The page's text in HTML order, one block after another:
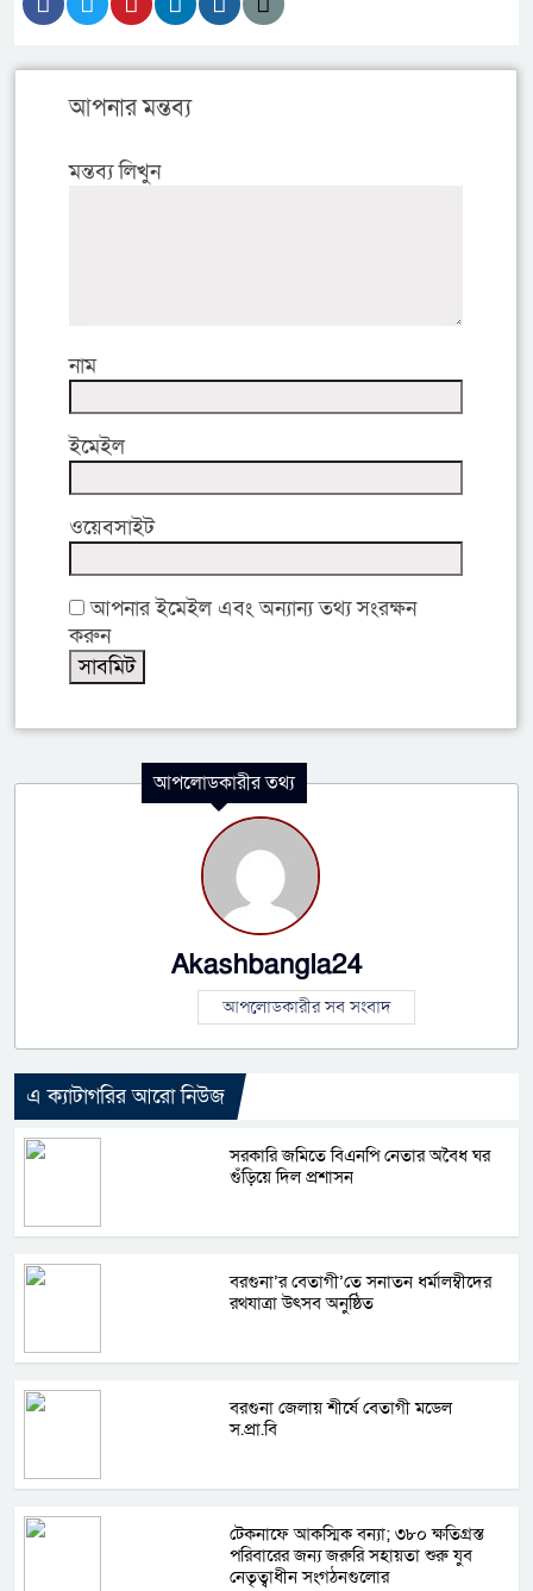
আপনার মন্তব্য
মন্তব্য লিখুন
নাম
ইমেইল
ওয়েবসাইট
আপনার ইমেইল এবং অন্যান্য তথ্য সংরক্ষন
করুন
আপলোডকারীর তথ্য
Akashbangla24
আপলোডকারীর সব সংবাদ
এ ক্যাটাগরির আরো নিউজ
সরকারি জমিতে বিএনপি নেতার অবৈধ ঘর
গুঁড়িয়ে দিল প্রশাসন
বরগুনা’র বেতাগী’তে সনাতন ধর্মালম্বীদের
রথযাত্রা উৎসব অনুষ্ঠিত
বরগুনা জেলায় শীর্ষে বেতাগী মডেল
স.প্রা.বি
টেকনাফে আকস্মিক বন্যা; ৩৮০ ক্ষতিগ্রস্ত
পরিবারের জন্য জরুরি সহায়তা শুরু যুব
নেতৃত্বাধীন সংগঠনগুলোর